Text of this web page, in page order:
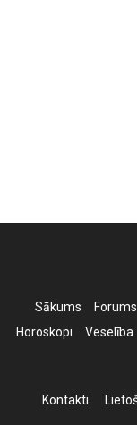
Sākums Forums
Horoskopi
Veselība
Kontakti